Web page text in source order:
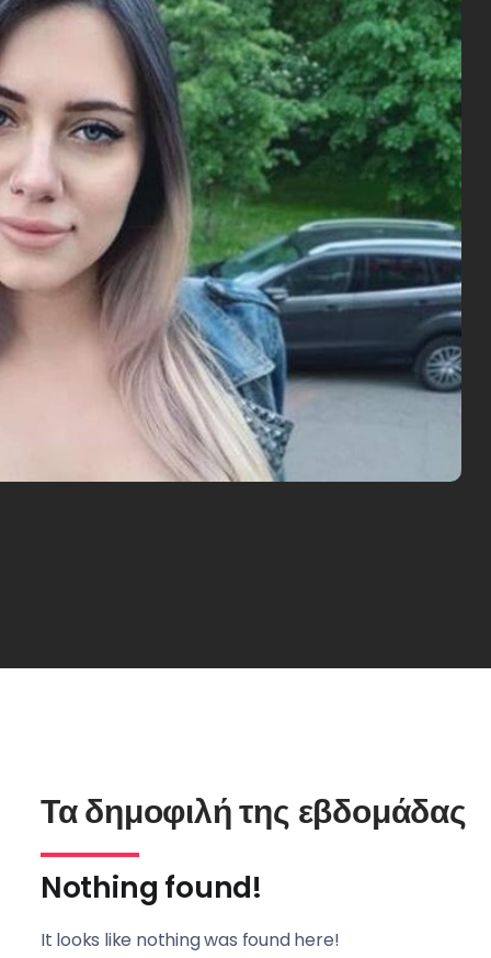
Τα δημοφιλή της εβδομάδας
Nothing found!
It looks like nothing was found here!